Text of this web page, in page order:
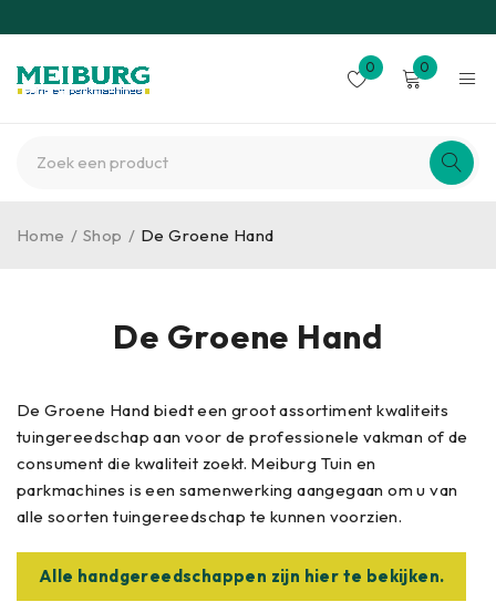
0 0
De Groene Hand
Home / Shop / De Groene Hand
De Groene Hand biedt een groot assortiment kwaliteits
tuingereedschap aan voor de professionele vakman of de
consument die kwaliteit zoekt. Meiburg Tuin en
parkmachines is een samenwerking aangegaan om u van
alle soorten tuingereedschap te kunnen voorzien.
Alle handgereedschappen zijn hier te bekijken.